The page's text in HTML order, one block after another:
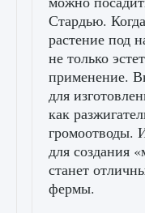
Стардью.
растение под
не только
применение.
для
как
громоотводы.
для создания
станет
фермы.